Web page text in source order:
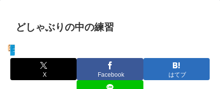
どしゃぶりの中の練習
X Facebook はてブ